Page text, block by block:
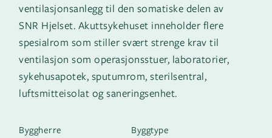
ventilasjonsanlegg til den somatiske delen av
SNR Hjelset. Akuttsykehuset inneholder flere
spesialrom som stiller svært strenge krav til
ventilasjon som operasjonsstuer, laboratorier,
sykehusapotek, sputumrom, sterilsentral,
luftsmitteisolat og saneringsenhet.
Byggherre Byggtype